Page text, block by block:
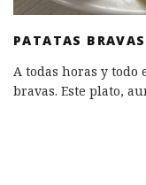
PATATAS
A todas horas y todo
bravas. Este plato,